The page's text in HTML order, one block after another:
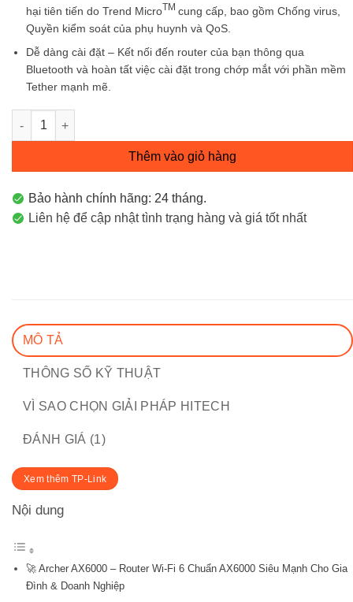
hại tiên tiến do Trend MicroTM cung cấp, bao gồm Chống virus,
Quyền kiểm soát của phụ huynh và QoS.
Dễ dàng cài đặt – Kết nối đến router của bạn thông qua
Bluetooth và hoàn tất việc cài đặt trong chớp mắt với phần mềm
Tether mạnh mẽ.
Router Wi-Fi 6 Thế Hệ Kế Tiếp AX6000 Archer AX6000 số lượng
Thêm vào giỏ hàng
Bảo hành chính hãng: 24 tháng.
Liên hệ để cập nhật tình trạng hàng và giá tốt nhất
MÔ TẢ
THÔNG SỐ KỸ THUẬT
VÌ SAO CHỌN GIẢI PHÁP HITECH
ĐÁNH GIÁ (1)
Xem thêm TP-Link
Nội dung
🚀 Archer AX6000 – Router Wi-Fi 6 Chuẩn AX6000 Siêu Mạnh Cho Gia
Đình & Doanh Nghiệp